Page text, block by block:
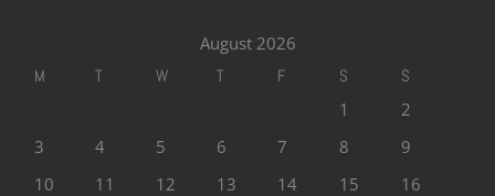
August 2026
M T W T F S S
1
2
3
4 5 6 7 8
9
10
11 12 13 14 15
16